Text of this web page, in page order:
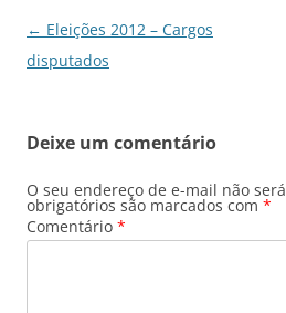
Navegação
de
← Eleições 2012 – Cargos
disputados
Deixe um comentário
O seu endereço de e-mail não
obrigatórios são marcados com *
Comentário *